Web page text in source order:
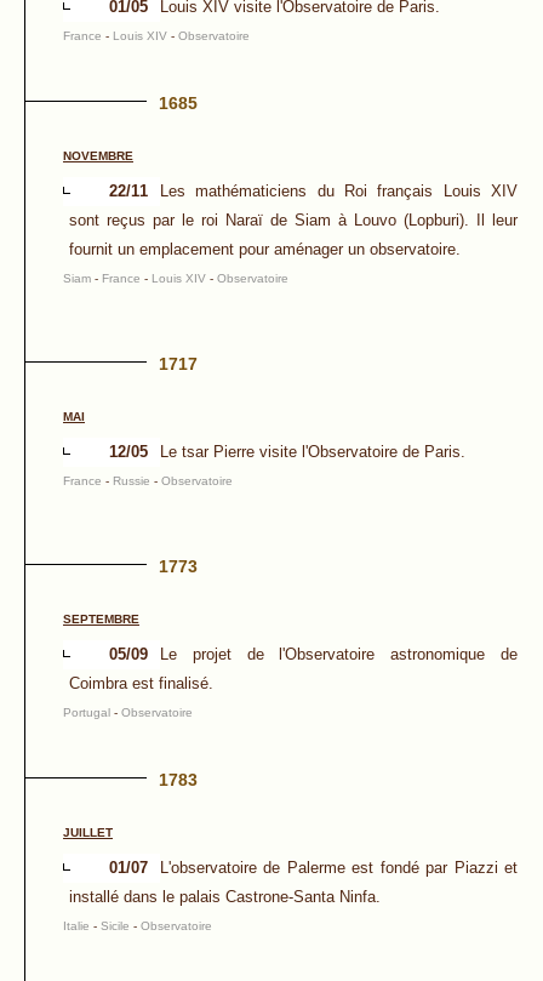
01/05 Louis XIV visite l'Observatoire de Paris.
France - Louis XIV - Observatoire
1685
NOVEMBRE
22/11
Les mathématiciens du Roi français Louis XIV
sont reçus par le roi Naraï de Siam à Louvo (Lopburi). Il leur
fournit un emplacement pour aménager un observatoire.
Siam - France - Louis XIV - Observatoire
1717
MAI
12/05 Le tsar Pierre visite l'Observatoire de Paris.
France - Russie - Observatoire
1773
SEPTEMBRE
05/09
Le projet de l'Observatoire astronomique de
Coimbra est finalisé.
Portugal - Observatoire
1783
JUILLET
01/07
L'observatoire de Palerme est fondé par Piazzi et
installé dans le palais Castrone-Santa Ninfa.
Italie - Sicile - Observatoire